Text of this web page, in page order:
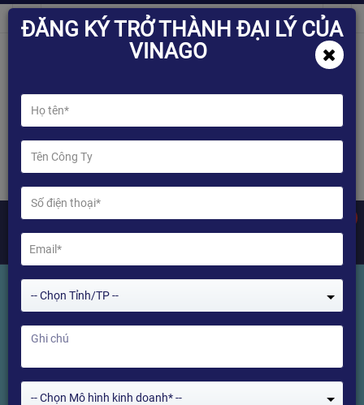
LAZADA siêu khuyến mại giá sốc
khi mua hàng tại Shop ITVPLUS
nhân dịp 12 tháng 12
ĐĂNG KÝ TRỞ THÀNH ĐẠI LÝ CỦA
VINAGO
-- Chọn Tỉnh/TP --
-- Chọn Mô hình kinh doanh* --